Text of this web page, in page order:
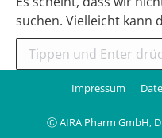
suchen. Vielleicht kann
Search:
Impressum
Ⓒ AIRA Pharm GmbH,